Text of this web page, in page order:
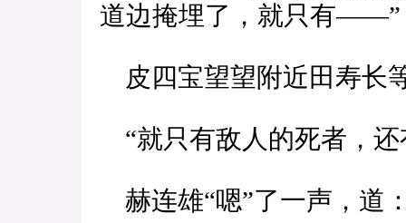
道边掩埋了，就只有——”
皮四宝望望附近田寿长
“就只有敌人的死者，还
赫连雄“嗯”了一声，道